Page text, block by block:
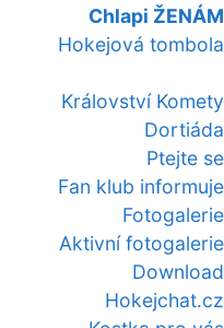
Chlapi ŽENÁM
Hokejová tombola
Království Komety
Dortiáda
Ptejte se
Fan klub informuje
Fotogalerie
Aktivní fotogalerie
Download
Hokejchat.cz